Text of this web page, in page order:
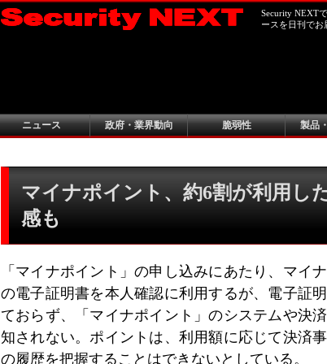
Security NEXT
ースを日刊でお
ニュース 政府・業界動向 脆弱性 製品
マイナポイント、約6割が利用し
感も
「マイナポイント」の申し込みにあたり、マイ
の電子証明書を本人確認に利用するが、電子証
ておらず、「マイナポイント」のシステムや決
知されない。ポイントは、利用額に応じて決済
の履歴を把握することはできないとしている。